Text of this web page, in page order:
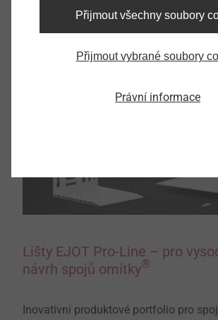
Lišty EJOT Pro-Line – pro
návrh spojů omítky®
Inovativní produktové portfolio pro
Přijmout všechny soubory
Přijmout vybrané soubory
Právní informace